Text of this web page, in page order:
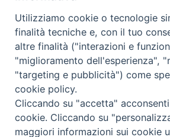
Contatti
Piazza del Duomo,1 - 52100
segreteria@diocesi.arezzo.it
Informativa privacy
Utilizziamo cookie o tecnologie
finalità tecniche e, con il tuo
altre finalità ("interazioni e
"miglioramento dell'esperienza",
"targeting e pubblicità") come
cookie policy.
Cliccando su "accetta"
cookie. Cliccando su
maggiori informazioni sui cookie